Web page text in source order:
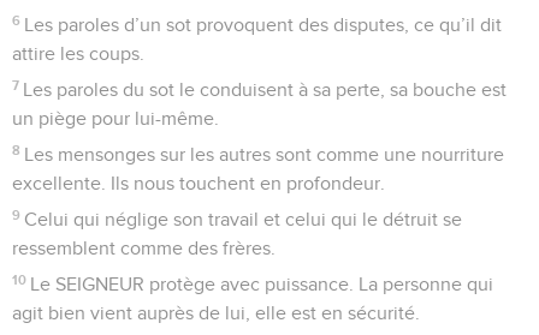
6 Les paroles d’un sot provoquent des disputes, ce qu’il dit
attire les coups.
7 Les paroles du sot le conduisent à sa perte, sa bouche est
un piège pour lui-même.
8 Les mensonges sur les autres sont comme une nourriture
excellente. Ils nous touchent en profondeur.
9 Celui qui néglige son travail et celui qui le détruit se
ressemblent comme des frères.
10 Le SEIGNEUR protège avec puissance. La personne qui
agit bien vient auprès de lui, elle est en sécurité.